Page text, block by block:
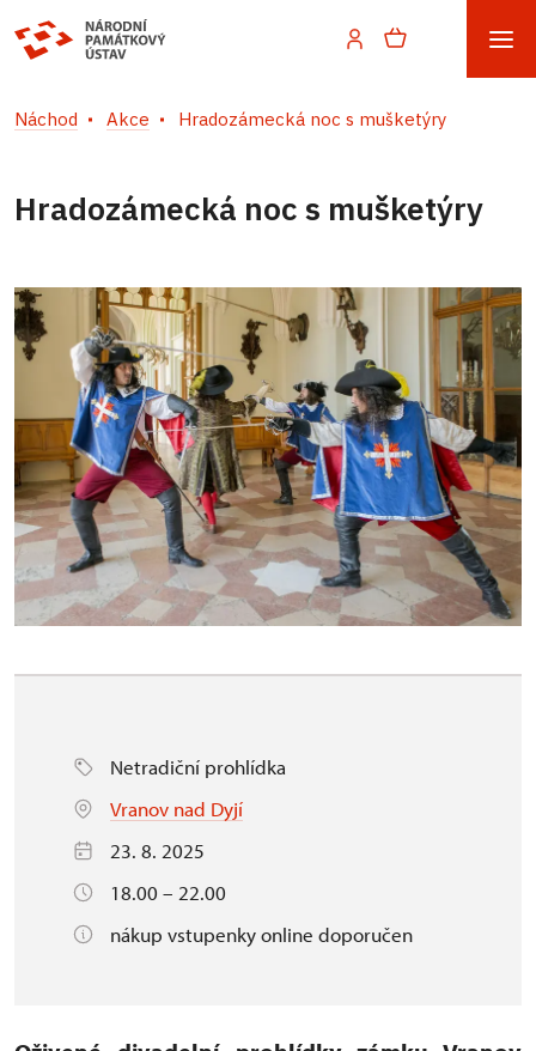
Náchod Akce Hradozámecká noc s mušketýry
Hradozámecká noc s mušketýry
Netradiční prohlídka
Vranov nad Dyjí
23. 8. 2025
18.00 – 22.00
nákup vstupenky online doporučen